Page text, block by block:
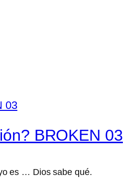
BROKEN 03
es … Dios sabe qué.